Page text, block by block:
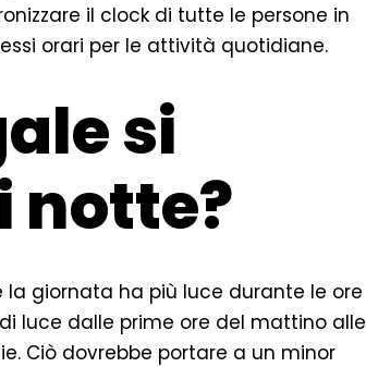
il clock di tutte le persone in
orari per le attività quotidiane.
si
notte?
la giornata ha più luce durante le ore
luce dalle prime ore del mattino alle
Ciò dovrebbe portare a un minor